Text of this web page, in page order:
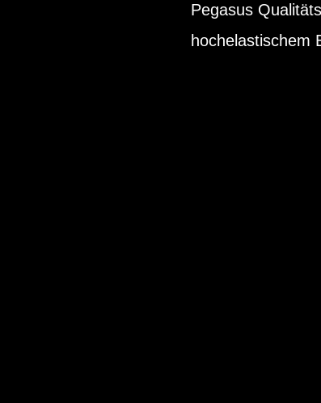
Pegasus
hochelastischem